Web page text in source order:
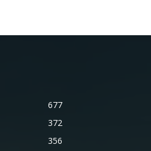
677
372
356